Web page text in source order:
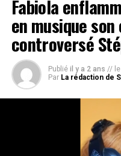
Fabiola
en musique
controversé
Publié il y a 2 ans // le
Par La rédaction de